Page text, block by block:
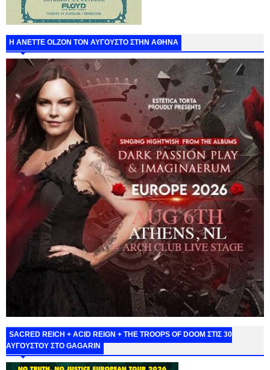
Η ANETTE OLZON ΤΟΝ ΑΥΓΟΥΣΤΟ ΣΤΗΝ ΑΘΗΝΑ
SACRED REICH + ACID REIGN + THE TROOPS OF DOOM ΣΤΙΣ 30
ΑΥΓΟΥΣΤΟΥ ΣΤΟ GAGARIN